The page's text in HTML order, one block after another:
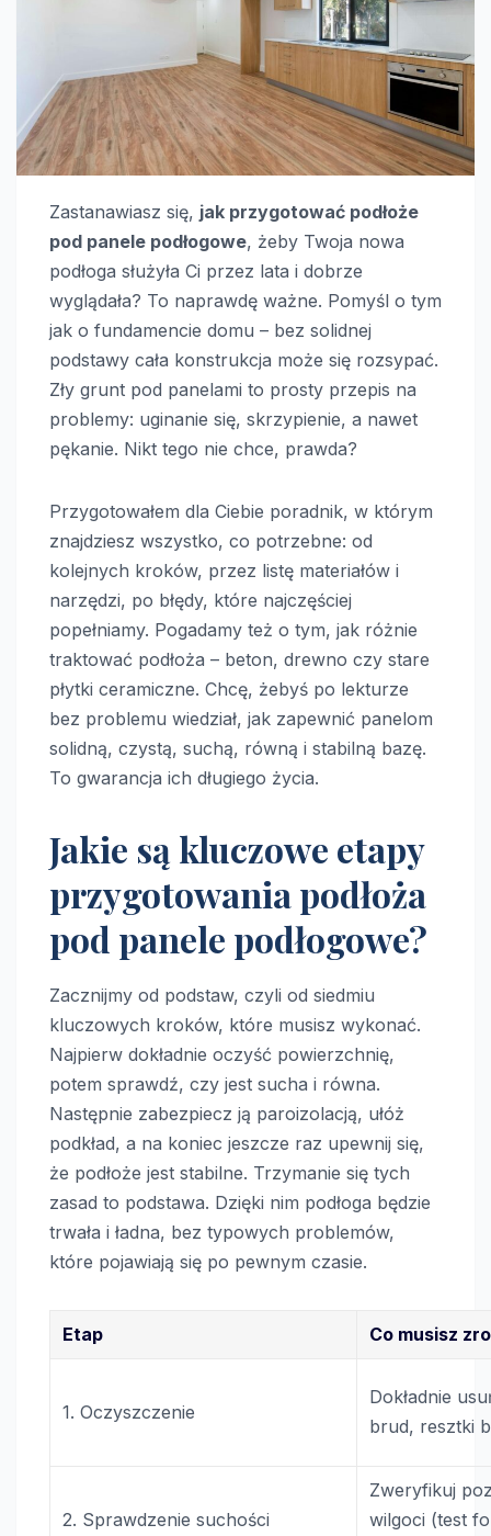
Zastanawiasz się, jak przygotować podłoże
pod panele podłogowe, żeby Twoja nowa
podłoga służyła Ci przez lata i dobrze
wyglądała? To naprawdę ważne. Pomyśl o tym
jak o fundamencie domu – bez solidnej
podstawy cała konstrukcja może się rozsypać.
Zły grunt pod panelami to prosty przepis na
problemy: uginanie się, skrzypienie, a nawet
pękanie. Nikt tego nie chce, prawda?
Przygotowałem dla Ciebie poradnik, w którym
znajdziesz wszystko, co potrzebne: od
kolejnych kroków, przez listę materiałów i
narzędzi, po błędy, które najczęściej
popełniamy. Pogadamy też o tym, jak różnie
traktować podłoża – beton, drewno czy stare
płytki ceramiczne. Chcę, żebyś po lekturze
bez problemu wiedział, jak zapewnić panelom
solidną, czystą, suchą, równą i stabilną bazę.
To gwarancja ich długiego życia.
Jakie są kluczowe etapy
przygotowania podłoża
pod panele podłogowe?
Zacznijmy od podstaw, czyli od siedmiu
kluczowych kroków, które musisz wykonać.
Najpierw dokładnie oczyść powierzchnię,
potem sprawdź, czy jest sucha i równa.
Następnie zabezpiecz ją paroizolacją, ułóż
podkład, a na koniec jeszcze raz upewnij się,
że podłoże jest stabilne. Trzymanie się tych
zasad to podstawa. Dzięki nim podłoga będzie
trwała i ładna, bez typowych problemów,
które pojawiają się po pewnym czasie.
Etap Co musisz
1. Oczyszczenie
Dokładnie
brud, resztki
2. Sprawdzenie suchości
Zweryfikuj
wilgoci (test